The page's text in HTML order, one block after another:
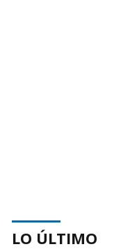
LO ÚLTIMO